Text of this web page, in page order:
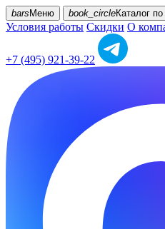
bars Меню book_circleКаталог по
Условия работы Скидки О
+7 (495) 921-39-22